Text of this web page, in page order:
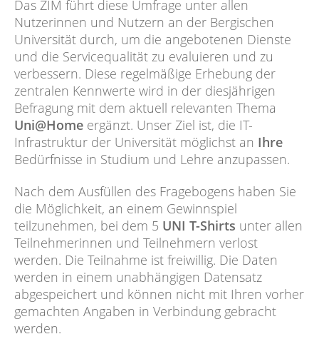
Das ZIM führt diese Umfrage unter allen
Nutzerinnen und Nutzern an der Bergischen
Universität durch, um die angebotenen Dienste
und die Servicequalität zu evaluieren und zu
verbessern. Diese regelmäßige Erhebung der
zentralen Kennwerte wird in der diesjährigen
Befragung mit dem aktuell relevanten Thema
Uni@Home ergänzt. Unser Ziel ist, die IT-
Infrastruktur der Universität möglichst an Ihre
Bedürfnisse in Studium und Lehre anzupassen.
Nach dem Ausfüllen des Fragebogens haben Sie
die Möglichkeit, an einem Gewinnspiel
teilzunehmen, bei dem 5 UNI T-Shirts unter allen
Teilnehmerinnen und Teilnehmern verlost
werden. Die Teilnahme ist freiwillig. Die Daten
werden in einem unabhängigen Datensatz
abgespeichert und können nicht mit Ihren vorher
gemachten Angaben in Verbindung gebracht
werden.